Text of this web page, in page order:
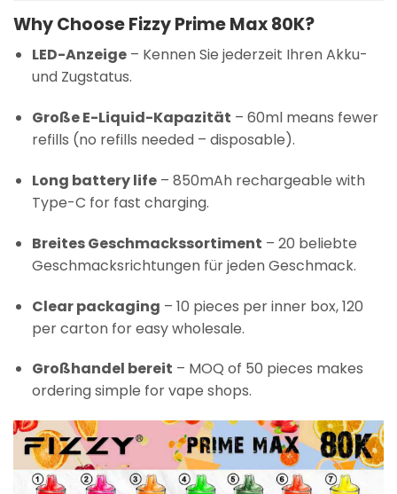
Why Choose Fizzy Prime Max 80K?
LED-Anzeige– Kennen Sie jederzeit Ihren Akku-
und Zugstatus.
Große E-Liquid-Kapazität – 60ml means fewer
refills (no refills needed – disposable).
Long battery life– 850mAh rechargeable with
Type-C for fast charging.
Breites Geschmackssortiment – 20 beliebte
Geschmacksrichtungen für jeden Geschmack.
Clear packaging – 10 pieces per inner box, 120
per carton for easy wholesale.
Großhandel bereit – MOQ of 50 pieces makes
ordering simple for vape shops.